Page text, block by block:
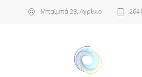
Μπαϊμπά 28, Αγρίνιο